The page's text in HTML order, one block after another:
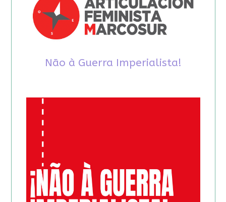
Não à Guerra Imperialista!